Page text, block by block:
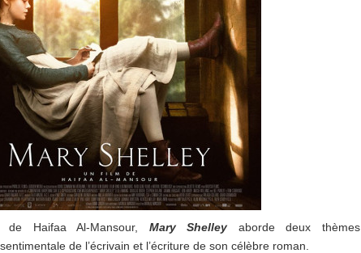
Haifaa Al-Mansour, Mary Shelley aborde deux thèmes
de l’écrivain et l’écriture de son célèbre roman.